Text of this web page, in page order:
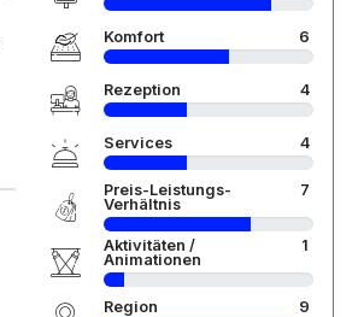
Komfort 6
Rezeption 4
Services 4
Preis-Leistungs-
Verhältnis
7
Aktivitäten /
Animationen
1
Region 9